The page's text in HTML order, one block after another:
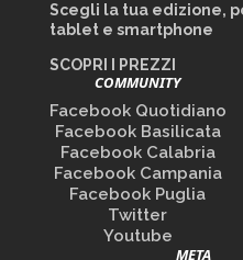
Scegli la tua edizione,
tablet e smartphone
SCOPRI I PREZZI
COMMUNITY
Facebook Quotidiano
Facebook Basilicata
Facebook Calabria
Facebook Campania
Facebook Puglia
Twitter
Youtube
META